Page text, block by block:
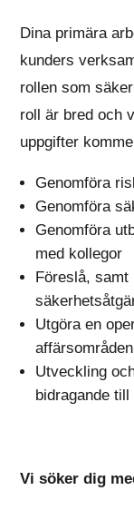
Dina primära
kunders
rollen som
roll är bred och
uppgifter
Genomföra
Genomföra
Genomföra
med kollegor
Föreslå, samt
Utgöra en
Utveckling
bidragande
Vi söker dig